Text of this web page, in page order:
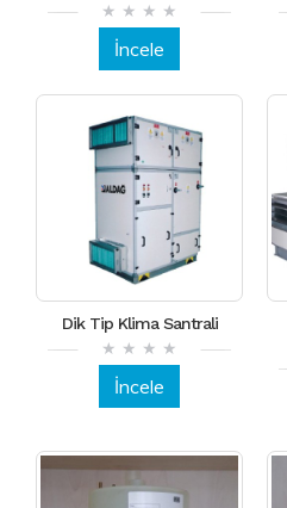
İncele
Dik Tip Klima Santrali
İncele